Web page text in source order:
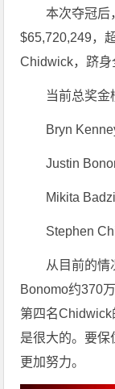
本次夺冠后
$65,720,249，
Chidwick，跻身
当前总奖金
Bryn
Justin
Mikita
Stephen
从目前的情
Bonomo约370
第四名
是很大的。要
更加努力。